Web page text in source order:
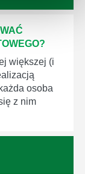
większej (i
osoba
z nim